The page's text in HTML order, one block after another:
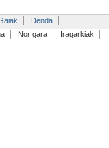
Denda
Nor gara Iragarkiak